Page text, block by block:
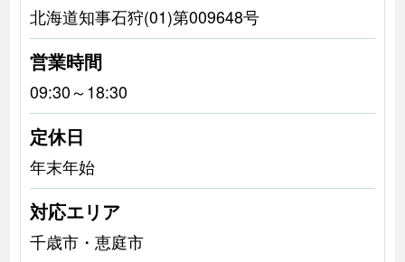
北海道知事石狩(01)第009648号
営業時間
09:30～18:30
定休日
年末年始
対応エリア
千歳市・恵庭市